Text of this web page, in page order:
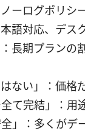
ーログポリシ
語対応、デス
長期プランの
はない」：価
全て完結」：
全」：多くが